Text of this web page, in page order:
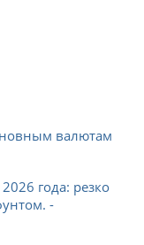
валютам
года: резко
-